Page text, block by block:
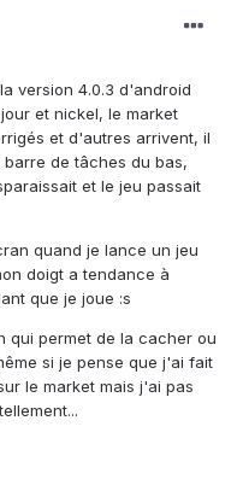
version 4.0.3 d'android
et nickel, le market
et d'autres arrivent, il
de tâches du bas,
et le jeu passait
quand je lance un jeu
doigt a tendance à
que je joue :s
qui permet de la cacher ou
si je pense que j'ai fait
le market mais j'ai pas